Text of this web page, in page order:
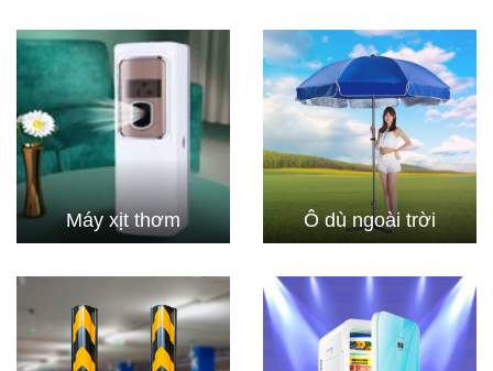
Máy xịt thơm Ô dù ngoài trời